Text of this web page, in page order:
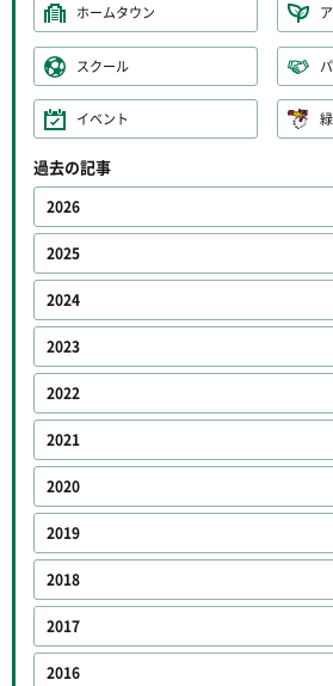
ホームタウン
スクール
イベント
過去の記事
2026
2025
2024
2023
2022
2021
2020
2019
2018
2017
2016